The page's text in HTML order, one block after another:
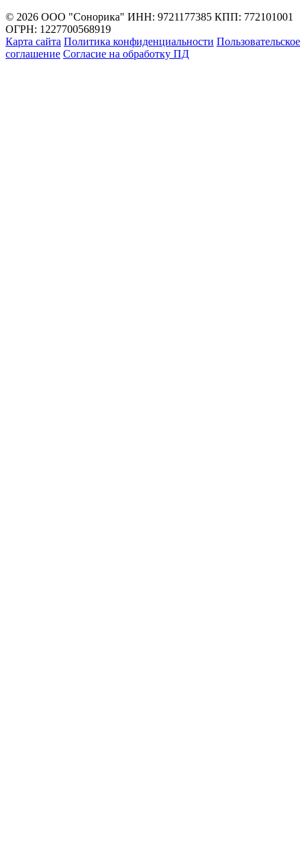
© 2026 ООО "Сонорика" ИНН: 9721177385 КПП: 772101001
ОГРН: 1227700568919
Карта сайта Политика конфиденциальности Пользовательское
соглашение Согласие на обработку ПД